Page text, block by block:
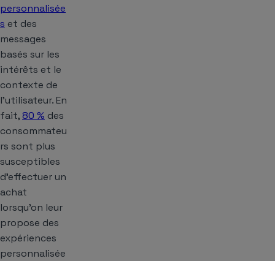
personnalisée
s et des
messages
basés sur les
intérêts et le
contexte de
l’utilisateur. En
fait,80 % des
consommateu
rs sont plus
susceptibles
d’effectuer un
achat
lorsqu’on leur
propose des
expériences
personnalisée